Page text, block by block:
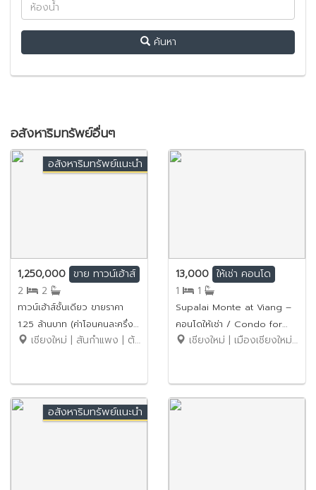
ค้นหา
อสังหาริมทรัพย์อื่นๆ
อสังหาริมทรัพย์แนะนำ
1,250,000 ขาย ทาวน์เฮ้าส์
2
2
ทาวน์เฮ้าส์ชั้นเดียว ขายราคา
1.25 ล้านบาท (ค่าโอนคนละครึ่ง)
No.13SB032
เชียงใหม่ | สันกำแพง | ต้นเปา
13,000 ให้เช่า คอนโด
1
1
Supalai Monte at Viang –
คอนโดให้เช่า / Condo for
Rent 13,000 บาท / ใกล้
เชียงใหม่ | เมืองเชียงใหม่ | วัดเกต
อสังหาริมทรัพย์แนะนำ